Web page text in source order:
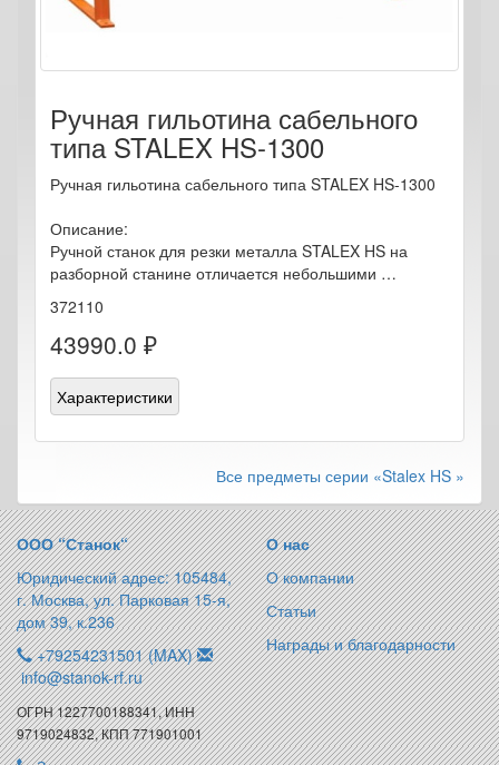
Ручная гильотина сабельного
типа STALEX HS-1300
Ручная гильотина сабельного типа STALEX HS-1300
Описание:
Ручной станок для резки металла STALEX HS на
разборной станине отличается небольшими …
372110
43990.0 ₽
Характеристики
Все предметы серии «Stalex HS »
ООО “Станок“
Юридический адрес: 105484,
г. Москва, ул. Парковая 15-я,
дом 39, к.236
+79254231501 (MAX)
info@stanok-rf.ru
ОГРН 1227700188341, ИНН
9719024832, КПП 771901001
О нас
О компании
Статьи
Награды и благодарности